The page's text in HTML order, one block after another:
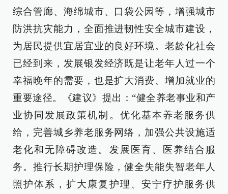
综合管廊、海绵城市、口袋公园等，增强城市
防洪抗灾能力，全面推进韧性安全城市建设，
为居民提供宜居宜业的良好环境。老龄化社会
已经到来，发展银发经济既是让老年人过一个
幸福晚年的需要，也是扩大消费、增加就业的
重要途径。《建议》提出：“健全养老事业和产
业协同发展政策机制。优化基本养老服务供
给，完善城乡养老服务网络，加强公共设施适
老化和无障碍改造。发展医育、医养结合服
务。推行长期护理保险，健全失能失智老年人
照护体系，扩大康复护理、安宁疗护服务供